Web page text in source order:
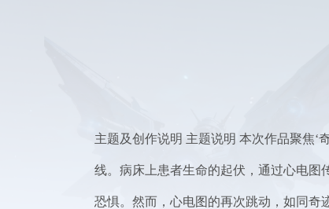
主题及创作说明 主题说明 本次作品聚焦‘
线。病床上患者生命的起伏，通过心电图
恐惧。然而，心电图的再次跳动，如同奇